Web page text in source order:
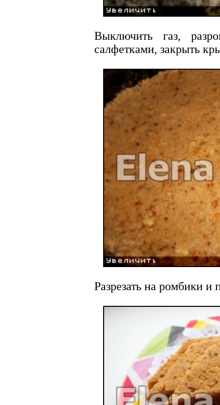
Выключить газ,
салфетками, закрыть
Разрезать на ромбики и